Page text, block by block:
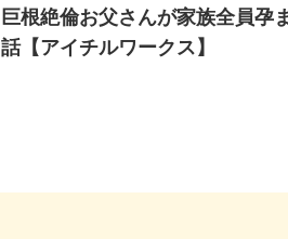
巨根絶倫お父さんが家族全員孕
話【アイチルワークス】